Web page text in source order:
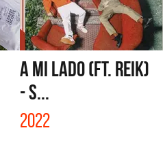
A MI LADO (FT. REIK)
- S...
2022